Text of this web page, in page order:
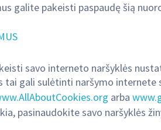
galite pakeisti paspaudę šią
savo interneto naršyklės
tai gali sulėtinti naršymo
arba
pasinaudokite savo naršyklės